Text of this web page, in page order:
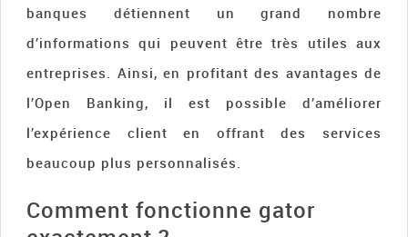
banques détiennent un grand nombre
d’informations qui peuvent être très utiles aux
entreprises. Ainsi, en profitant des avantages de
l’Open Banking, il est possible d’améliorer
l’expérience client en offrant des services
beaucoup plus personnalisés.
Comment fonctionne gator